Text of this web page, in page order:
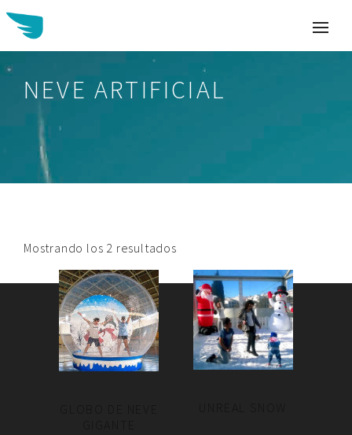
NEVE ARTIFICIAL
Mostrando los 2 resultados
Buscar: